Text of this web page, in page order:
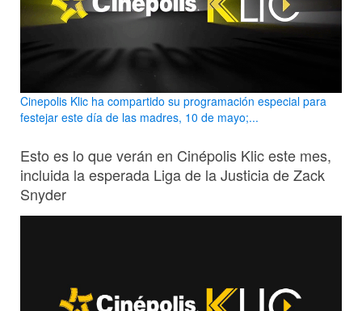
Cinepolis Klic ha compartido su programación especial para
festejar este día de las madres, 10 de mayo;...
Esto es lo que verán en Cinépolis Klic este mes,
incluida la esperada Liga de la Justicia de Zack
Snyder